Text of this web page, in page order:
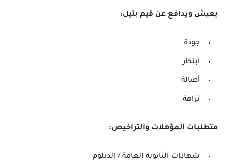
يعيش ويدافع عن قيم بتيل:
جودة
ابتكار
أصالة
نزاهة
متطلبات المؤهلات والتراخيص:
شهادات الثانوية العامة / الدبلوم